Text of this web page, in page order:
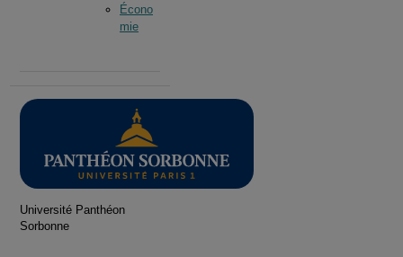
Écono
mie
Université Panthéon
Sorbonne